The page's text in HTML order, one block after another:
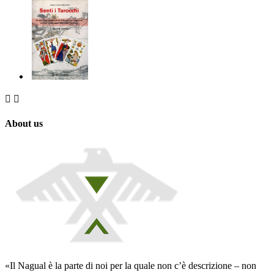
 
About us
«Il Nagual è la parte di noi per la quale non c’è descrizione – non